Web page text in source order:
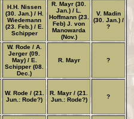
H.H. Nissen
(30. Jan.) / H.
Wiedemann
(23. Feb.) / E.
Schipper
R. Mayr (30.
Jan.) / L.
Hoffmann (23.
Feb) J. von
Manowarda
(Nov.)
V. Madin
(30. Jan.) /
?
W. Rode / A.
Jerger (09.
May) / E.
Schipper (08.
Dec.)
R. Mayr ?
W. Rode / (21.
Jun.: Rode?)
R. Mayr / (21.
Jun.: Rode?)
?